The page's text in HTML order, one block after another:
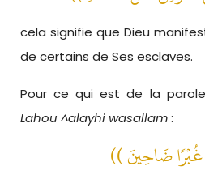
cela signifie que Dieu
de certains de Ses esclaves.
Pour ce qui est de la
Lahou ^alayhi wasallam: